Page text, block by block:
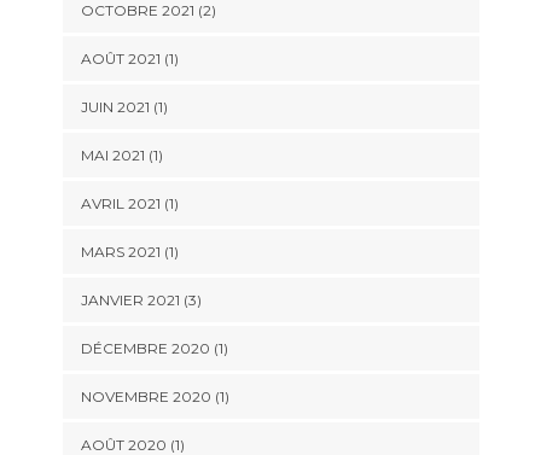
OCTOBRE 2021 (2)
AOÛT 2021 (1)
JUIN 2021 (1)
MAI 2021 (1)
AVRIL 2021 (1)
MARS 2021 (1)
JANVIER 2021 (3)
DÉCEMBRE 2020 (1)
NOVEMBRE 2020 (1)
AOÛT 2020 (1)